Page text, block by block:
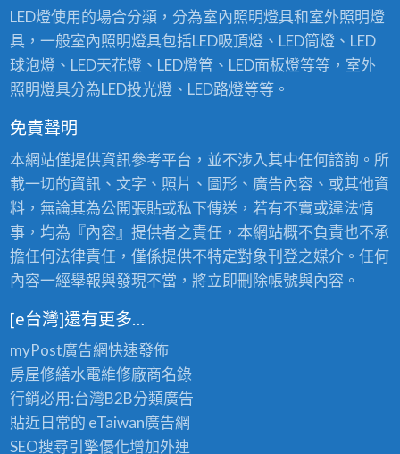
LED燈使用的場合分類，分為室內照明燈具和室外照明燈
具，一般室內照明燈具包括LED吸頂燈、LED筒燈、LED
球泡燈、LED天花燈、LED燈管、LED面板燈等等，室外
照明燈具分為LED投光燈、LED路燈等等。
免責聲明
本網站僅提供資訊參考平台，並不涉入其中任何諮詢。所
載一切的資訊、文字、照片、圖形、廣告內容、或其他資
料，無論其為公開張貼或私下傳送，若有不實或違法情
事，均為『內容』提供者之責任，本網站概不負責也不承
擔任何法律責任，僅係提供不特定對象刊登之媒介。任何
內容一經舉報與發現不當，將立即刪除帳號與內容。
[e台灣]還有更多…
myPost廣告網快速發佈
房屋修繕水電維修廠商名錄
行銷必用:台灣B2B分類廣告
貼近日常的 eTaiwan廣告網
SEO搜尋引擎優化增加外連